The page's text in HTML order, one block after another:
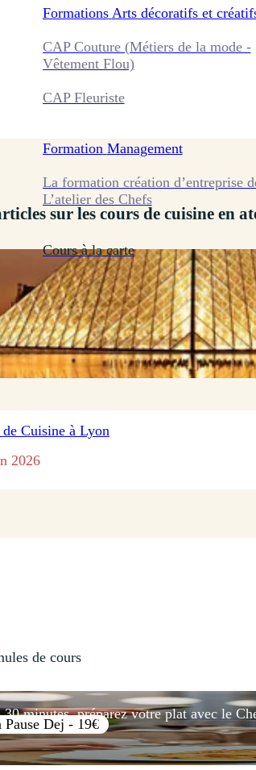
Formations Arts décoratifs et
CAP Couture (Métiers de la mode -
Vêtement Flou)
CAP Fleuriste
Formation Management
La formation création d’entreprise
L’atelier des Chefs
Cours à la carte
sur les cours de cuisine en
de Cuisine à Lyon
2026
de cours
Pause Dej - 19€
30 minutes, préparez votre plat avec le